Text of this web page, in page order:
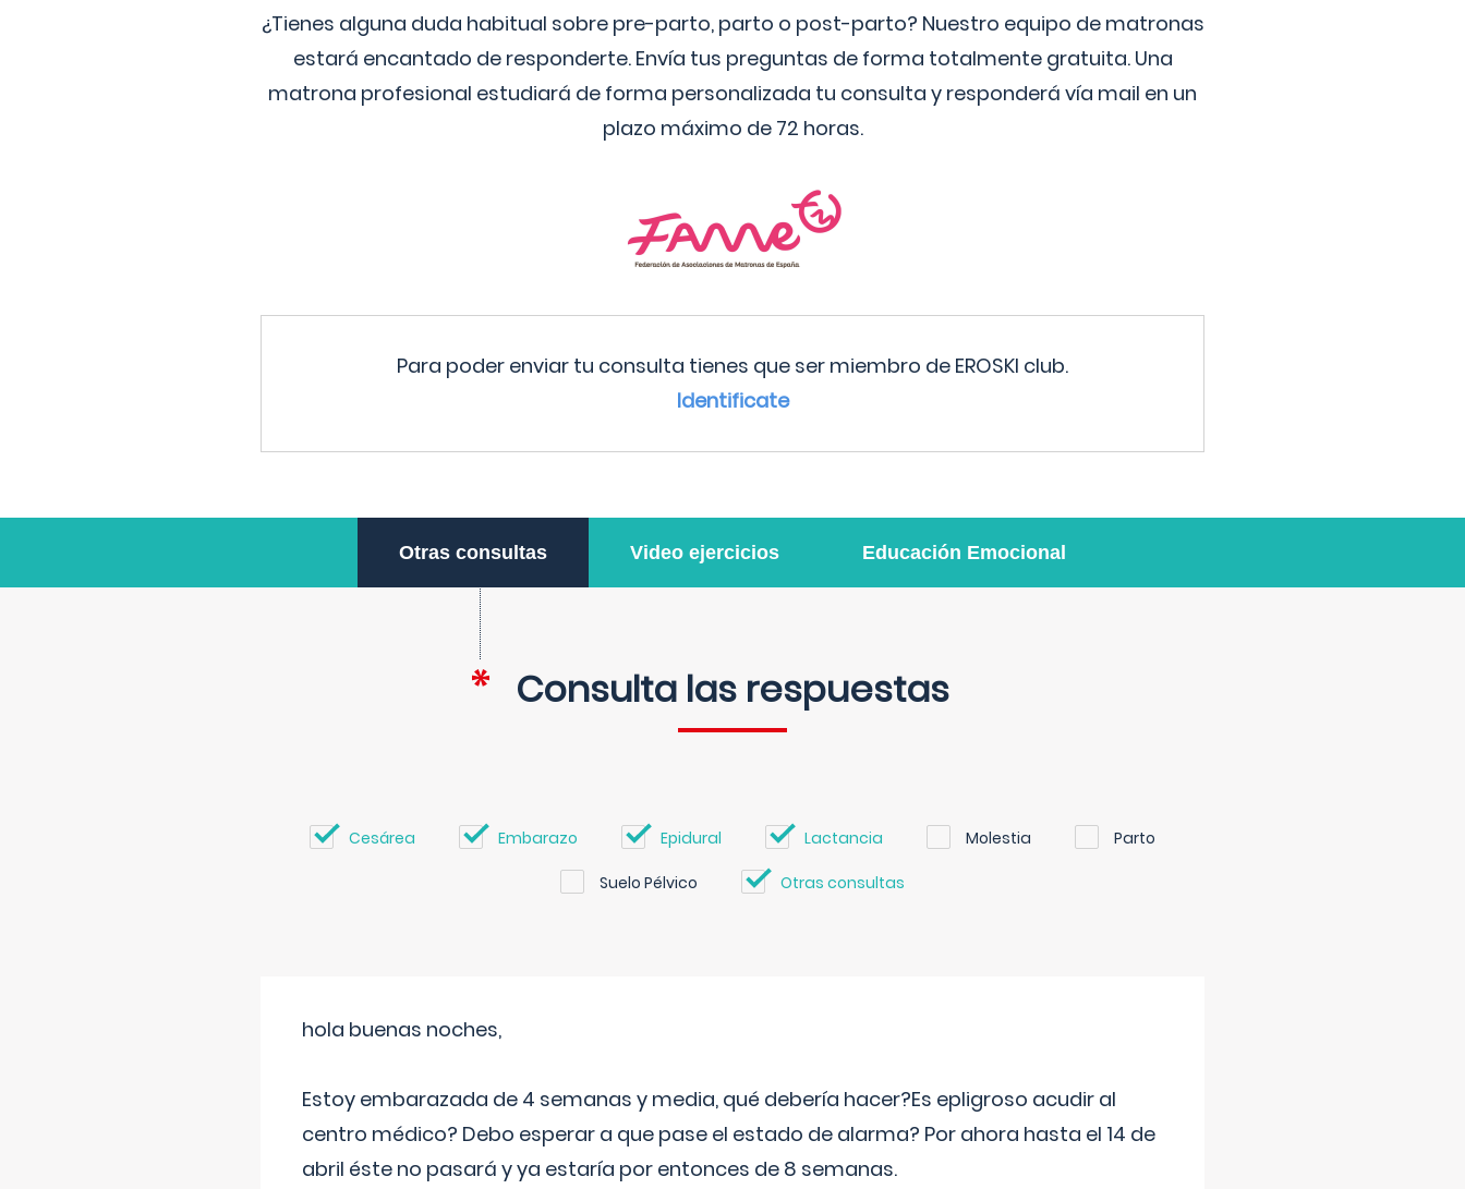
¿Tienes alguna duda habitual sobre pre-parto, parto o post-parto? Nuestro equipo de matronas
estará encantado de responderte. Envía tus preguntas de forma totalmente gratuita. Una
matrona profesional estudiará de forma personalizada tu consulta y responderá vía mail en un
plazo máximo de 72 horas.
Para poder enviar tu consulta tienes que ser miembro de EROSKI club.
Identificate
Otras consultas Video ejercicios Educación Emocional
Consulta las respuestas
Cesárea Embarazo Epidural Lactancia Molestia Parto
Suelo Pélvico Otras consultas
hola buenas noches,
Estoy embarazada de 4 semanas y media, qué debería hacer?Es epligroso acudir al
centro médico? Debo esperar a que pase el estado de alarma? Por ahora hasta el 14 de
abril éste no pasará y ya estaría por entonces de 8 semanas.